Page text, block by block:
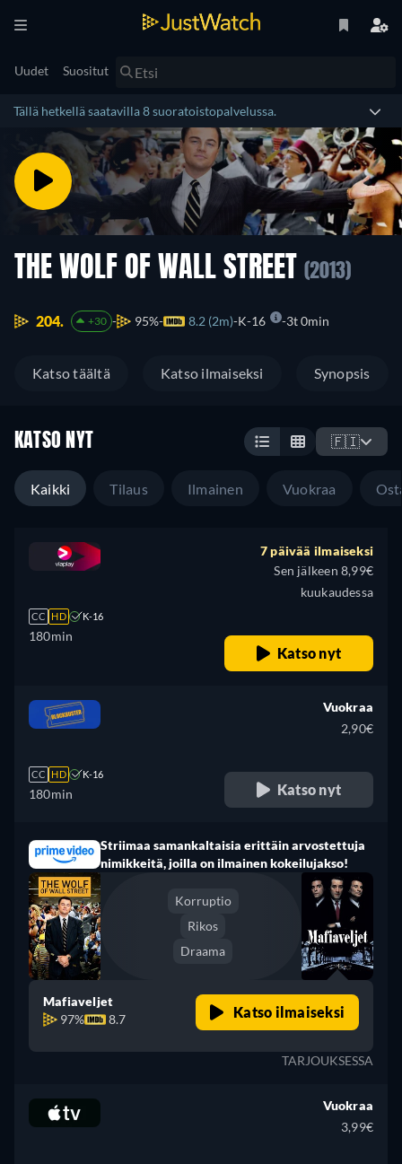
Uudet Suositut
Tällä hetkellä saatavilla 8 suoratoistopalvelussa.
THE WOLF OF WALL STREET (2013)
204. +30 95% 8.2 (2m) K-16 3t 0min
Katso täältä Katso ilmaiseksi Synopsis
KATSO NYT 🇫🇮
Kaikki Tilaus Ilmainen Vuokraa
CC HD K-16
180min
7 päivää ilmaiseksi
Sen jälkeen 8,99€
kuukaudessa
Katso nyt
CC HD K-16
180min
Vuokraa
2,90€
Katso nyt
Striimaa samankaltaisia erittäin arvostettuja
nimikkeitä, joilla on ilmainen kokeilujakso!
Korruptio
Rikos
Draama
Mafiaveljet
97%
8.7 Katso ilmaiseksi
TARJOUKSESSA
Vuokraa
3,99€